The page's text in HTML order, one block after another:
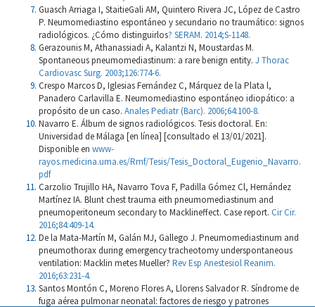
Guasch Arriaga I, StaitieGali AM, Quintero Rivera JC, López de Castro
P. Neumomediastino espontáneo y secundario no traumático: signos
radiológicos. ¿Cómo distinguirlos? SERAM. 2014;S-1148.
Gerazounis M, Athanassiadi A, Kalantzi N, Moustardas M.
Spontaneous pneumomediastinum: a rare benign entity. J Thorac
Cardiovasc Surg. 2003;126:774-6.
Crespo Marcos D, Iglesias Fernández C, Márquez de la Plata l,
Panadero Carlavilla E. Neumomediastino espontáneo idiopático: a
propósito de un caso. Anales Pediatr (Barc). 2006;64:100-8.
Navarro E. Álbum de signos radiológicos. Tesis doctoral. En:
Universidad de Málaga [en línea] [consultado el 13/01/2021].
Disponible en www-
rayos.medicina.uma.es/Rmf/Tesis/Tesis_Doctoral_Eugenio_Navarro.
pdf
Carzolio Trujillo HA, Navarro Tova F, Padilla Gómez Cl, Hernández
Martínez IA. Blunt chest trauma eith pneumomediastinum and
pneumoperitoneum secondary to Macklineffect. Case report. Cir Cir.
2016;84:409-14.
De la Mata-Martín M, Galán MJ, Gallego J. Pneumomediastinum and
pneumothorax during emergency tracheotomy underspontaneous
ventilation: Macklin metes Mueller? Rev Esp Anestesiol Reanim.
2016;63:231-4.
Santos Montón C, Moreno Flores A, Llorens Salvador R. Síndrome de
fuga aérea pulmonar neonatal: factores de riesgo y patrones